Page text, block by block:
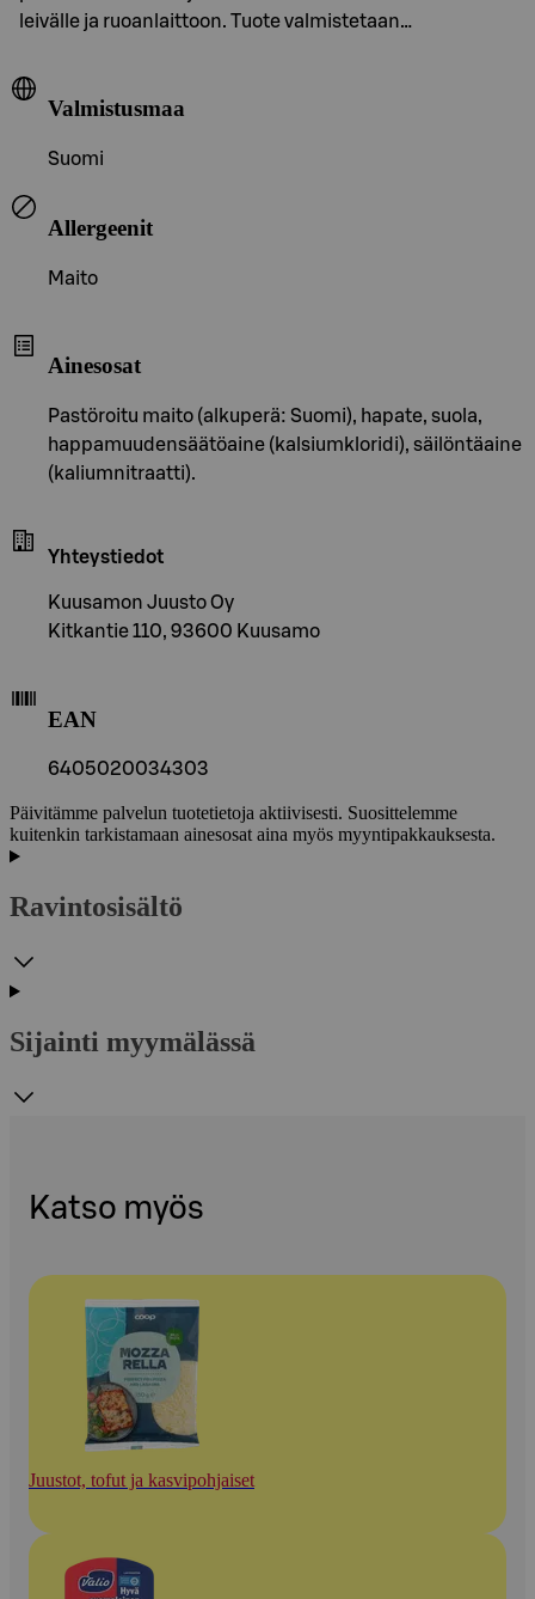
leivälle ja ruoanlaittoon. Tuote valmistetaan…
Valmistusmaa
Suomi
Allergeenit
Maito
Ainesosat
Pastöroitu maito (alkuperä: Suomi), hapate, suola,
happamuudensäätöaine (kalsiumkloridi), säilöntäaine
(kaliumnitraatti).
Yhteystiedot
Kuusamon Juusto Oy
Kitkantie 110, 93600 Kuusamo
EAN
6405020034303
Päivitämme palvelun tuotetietoja aktiivisesti. Suosittelemme
kuitenkin tarkistamaan ainesosat aina myös myyntipakkauksesta.
Ravintosisältö
Sijainti myymälässä
Katso myös
Juustot, tofut ja kasvipohjaiset